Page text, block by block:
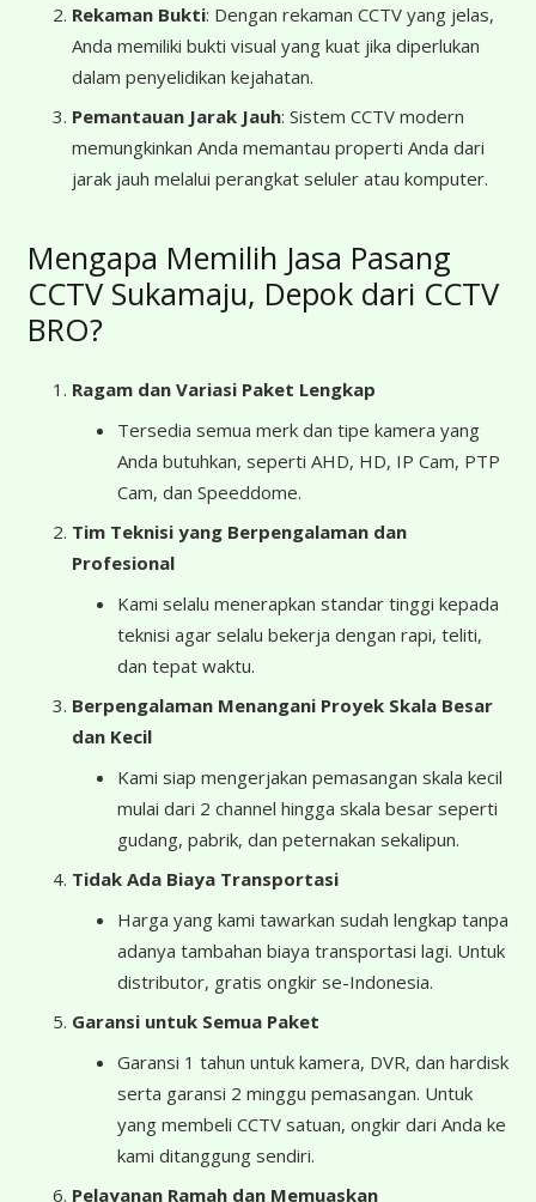
Rekaman Bukti: Dengan rekaman CCTV yang jelas,
Anda memiliki bukti visual yang kuat jika diperlukan
dalam penyelidikan kejahatan.
Pemantauan Jarak Jauh: Sistem CCTV modern
memungkinkan Anda memantau properti Anda dari
jarak jauh melalui perangkat seluler atau komputer.
Mengapa Memilih Jasa Pasang
CCTV Sukamaju, Depok dari CCTV
BRO?
Ragam dan Variasi Paket Lengkap
Tersedia semua merk dan tipe kamera yang
Anda butuhkan, seperti AHD, HD, IP Cam, PTP
Cam, dan Speeddome.
Tim Teknisi yang Berpengalaman dan
Profesional
Kami selalu menerapkan standar tinggi kepada
teknisi agar selalu bekerja dengan rapi, teliti,
dan tepat waktu.
Berpengalaman Menangani Proyek Skala Besar
dan Kecil
Kami siap mengerjakan pemasangan skala kecil
mulai dari 2 channel hingga skala besar seperti
gudang, pabrik, dan peternakan sekalipun.
Tidak Ada Biaya Transportasi
Harga yang kami tawarkan sudah lengkap tanpa
adanya tambahan biaya transportasi lagi. Untuk
distributor, gratis ongkir se-Indonesia.
Garansi untuk Semua Paket
Garansi 1 tahun untuk kamera, DVR, dan hardisk
serta garansi 2 minggu pemasangan. Untuk
yang membeli CCTV satuan, ongkir dari Anda ke
kami ditanggung sendiri.
Pelayanan Ramah dan Memuaskan